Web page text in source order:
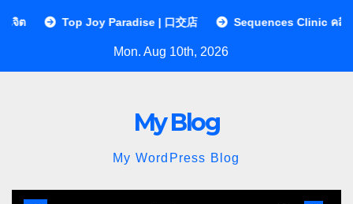
Joy Paradise | 口交店 Sequences Clinic คลินิกกายภาพบำ
Mon. Aug 10th, 2026
My Blog
My WordPress Blog